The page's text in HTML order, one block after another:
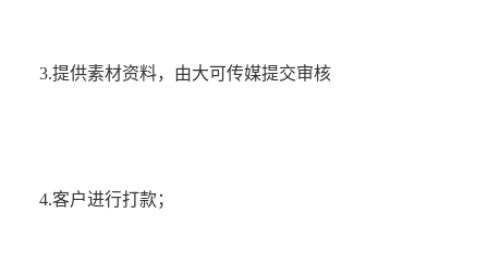
3.提供素材资料，由大可传媒提交审核
4.客户进行打款；